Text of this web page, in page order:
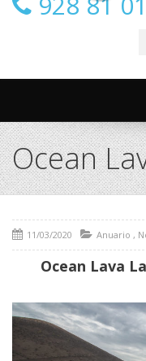
Ocean
11/03/2020 Anuario ,
Ocean Lava